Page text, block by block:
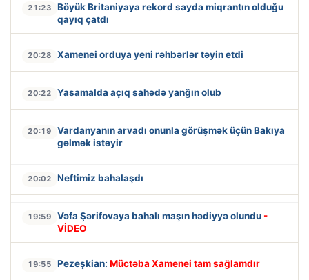
21:23
Böyük Britaniyaya rekord sayda miqrantın olduğu
qayıq çatdı
20:28 Xamenei orduya yeni rəhbərlər təyin etdi
20:22 Yasamalda açıq sahədə yanğın olub
20:19
Vardanyanın arvadı onunla görüşmək üçün Bakıya
gəlmək istəyir
20:02 Neftimiz bahalaşdı
19:59 Vəfa Şərifovaya bahalı maşın hədiyyə olundu -
VİDEO
19:55 Pezeşkian: Müctəba Xamenei tam sağlamdır